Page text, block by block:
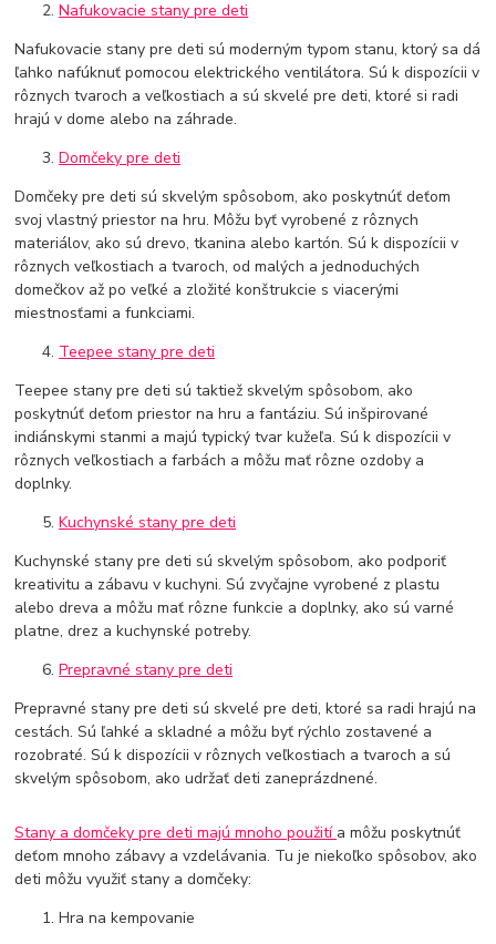
Nafukovacie stany pre deti
Nafukovacie stany pre deti sú moderným typom stanu, ktorý sa dá
ľahko nafúknuť pomocou elektrického ventilátora. Sú k dispozícii v
rôznych tvaroch a veľkostiach a sú skvelé pre deti, ktoré si radi
hrajú v dome alebo na záhrade.
Domčeky pre deti
Domčeky pre deti sú skvelým spôsobom, ako poskytnúť deťom
svoj vlastný priestor na hru. Môžu byť vyrobené z rôznych
materiálov, ako sú drevo, tkanina alebo kartón. Sú k dispozícii v
rôznych veľkostiach a tvaroch, od malých a jednoduchých
domečkov až po veľké a zložité konštrukcie s viacerými
miestnosťami a funkciami.
Teepee stany pre deti
Teepee stany pre deti sú taktiež skvelým spôsobom, ako
poskytnúť deťom priestor na hru a fantáziu. Sú inšpirované
indiánskymi stanmi a majú typický tvar kužeľa. Sú k dispozícii v
rôznych veľkostiach a farbách a môžu mať rôzne ozdoby a
doplnky.
Kuchynské stany pre deti
Kuchynské stany pre deti sú skvelým spôsobom, ako podporiť
kreativitu a zábavu v kuchyni. Sú zvyčajne vyrobené z plastu
alebo dreva a môžu mať rôzne funkcie a doplnky, ako sú varné
platne, drez a kuchynské potreby.
Prepravné stany pre deti
Prepravné stany pre deti sú skvelé pre deti, ktoré sa radi hrajú na
cestách. Sú ľahké a skladné a môžu byť rýchlo zostavené a
rozobraté. Sú k dispozícii v rôznych veľkostiach a tvaroch a sú
skvelým spôsobom, ako udržať deti zaneprázdnené.
Stany a domčeky pre deti majú mnoho použití a môžu poskytnúť
deťom mnoho zábavy a vzdelávania. Tu je niekoľko spôsobov, ako
deti môžu využiť stany a domčeky:
Hra na kempovanie